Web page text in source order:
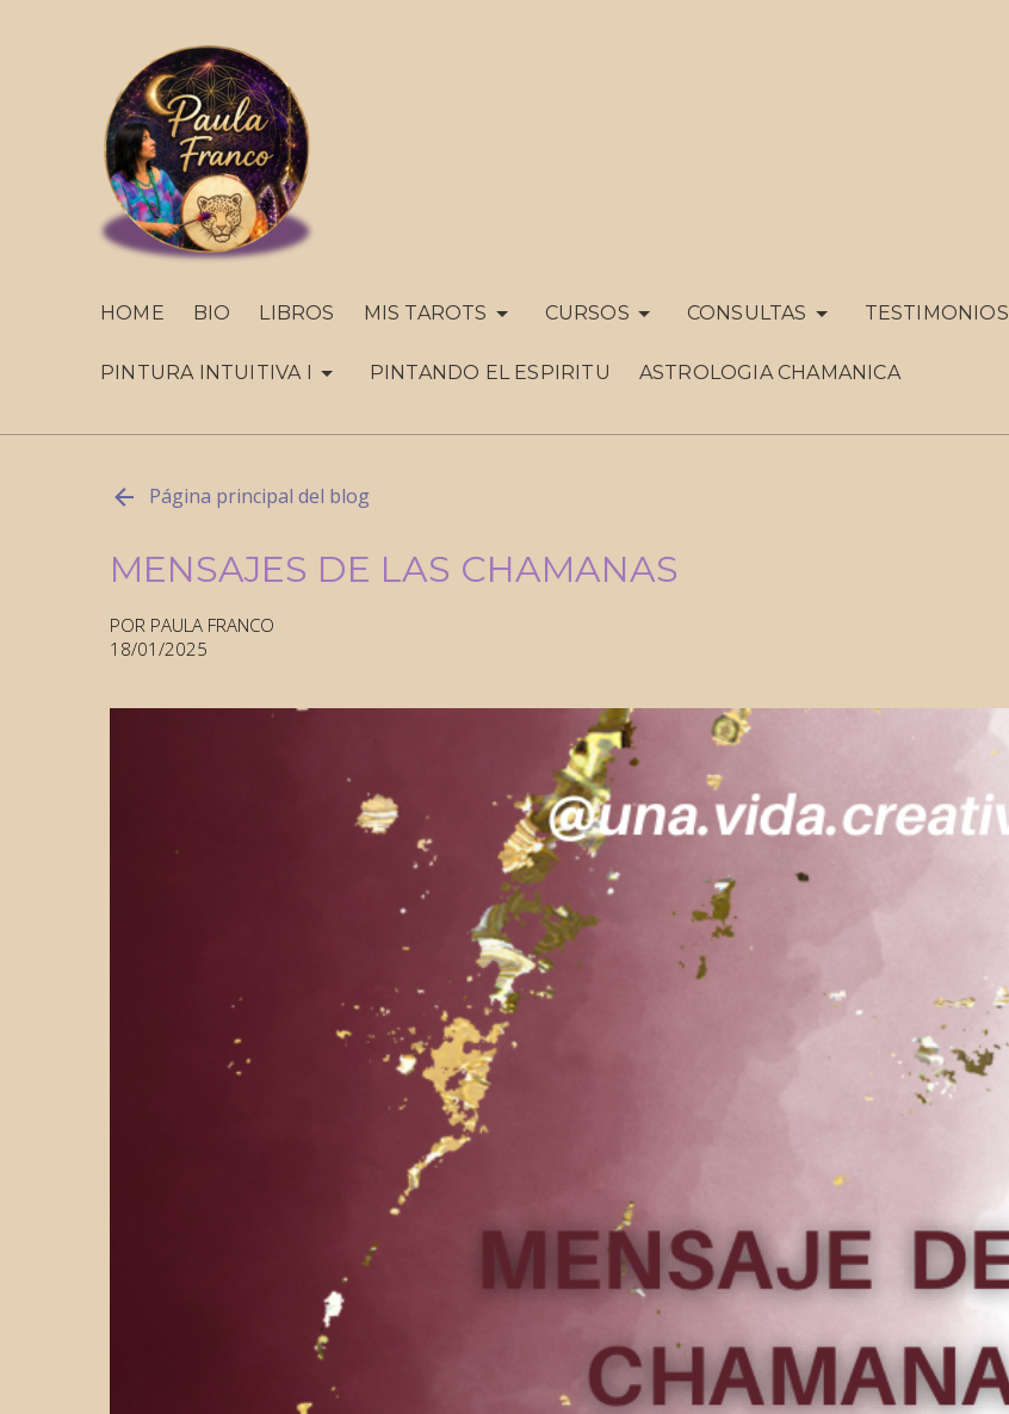
HOME BIO LIBROS MIS TAROTS CURSOS CONSULTAS TESTIMONIOS
PINTURA INTUITIVA I PINTANDO EL ESPIRITU ASTROLOGIA CHAMANICA
Página principal del blog
MENSAJES DE LAS CHAMANAS
POR PAULA FRANCO
18/01/2025